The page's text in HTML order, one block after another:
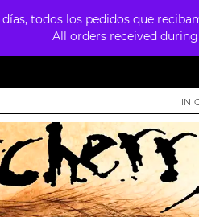
todos los pedidos que
All orders received
FORMATOS PREVENTAS